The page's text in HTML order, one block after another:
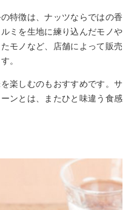
特徴は、ナッツならではの香
ミを生地に練り込んだモノや
モノなど、店舗によって販売
。
楽しむのもおすすめです。サ
ンとは、またひと味違う食感